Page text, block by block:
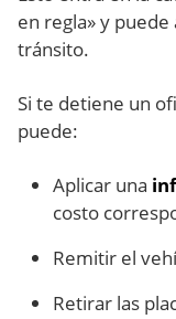
en regla» y
tránsito.
Si te detiene un
puede:
Aplicar una
costo
Remitir el
Retirar las